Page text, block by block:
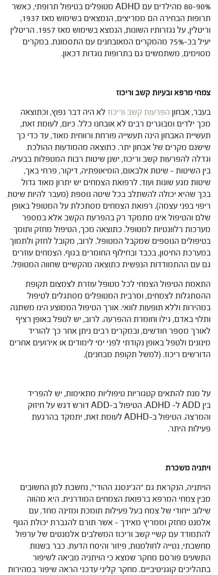
80-90% מהילדים עם ADHD מטופלים בטיפול תרופתי, כאשר
תרופות הבחירה הם ממריצים, הנמצאים בשימוש מאז 1937,
וריטלין, על נגזרותיו השונות, הנמצא בשימוש מאז 1957. הריטלין
יעיל בכ-75% מהמקרים המאובחנים עם התסמונת. במקרים
מסוימים, משתמשים גם בתרופות נוגדות דכאון.
צמחי מרפא ובעיות קשב וריכוז
בעבר, אבחון הפרעות קשב וריכוז לא היה דבר נפוץ, וכתוצאה
מכך ילדים ומבוגרים רבים לא אובחנו כלל. כיום, לעומת זאת,
תעשיית האבחון הינה תעשייה פורחת ורווחית מאוד, עד כדי כך
שישנם מקרים של אבחון יתר. כתוצאה מהמודעות ההולכת
וגדלה להפרעות קשב וריכוז, ישנן שיטות רבות המטפלות בבעיה.
בין השיטות – שיטת אלבאום, הומיאופתיה, דיקור, פרחי באך,
שיטות מגע שונות ועוד. לרפואת הצמחים יש יתרון מאוד גדול
בכך שהיא יכולה להשתלב בכל שיטה נוספת (מעבר להיות שיטת
ריפוי בפני עצמה). רפואת הצמחים מסתכלת על המטופל באופן
שלם והטיפול אינו מתמקד רק בהפרעת הקשב אלא במספר
מערכות רלוונטיות למטופל. כתוצאה מכך, הטיפול מחזק ותומך
בטיפולים הנוספים שמקבל המטופל. לרוב, מקובל לחזק ולתמוך
במערכת החיסון, בכבד ובחילוף החומרים בגוף. הצמחים עוזרים
גם עם ההתמודדות הנפשית כתוצאה מהקשיים שחווה המטופל.
התאמת הטיפול הצמחי לכל מטופל עוזרת לצמצום תקופת
ההסתגלות לצמחים, ומרבית המטופלים מסתגלים לטיפול
במהירות וללא תופעות לוואי. אורך הטיפול הממוצע הינו משתנה
ותלוי באדם, גילו וחומרת ההפרעה. לרוב, יש לטפל באופן רציף
לאורך מספר חודשים, ובמקרים רבים ניתן אחר כך להוריד
מינונים ולטפל באופן נקודתי לפני ימי לימודים או אירועים אחרים
הדורשים ריכוז. (למשל תקופת מבחנים).
על מנת להתאים קטגוריות טיפוליות מתאימות, יש להפריד
בין ADD ל- ADHD. הטיפול ב-ADD דורש דגש על חיזוק
והמרצה. הטיפול ב-ADHD לעומת זאת, יתמקד בהרגעת
פעילות היתר.
ויתניה משכרת
הויתניה, הנקראת גם "הג'ינסנג ההודי", נחשבת למן החשובים
מבין צמחי המרפא ברפואת הצמחים המודרנית. היא מהווה
שילוב ייחודי של צמח בעל פעילות תומכת ומזינה מחד, עם
אלמנט מחזק וממריץ מאידך – אשר תורם להגברת יכולת הגוף
להתמודד עם קשיי קשב וריכוז המשלבים אלמנטים של ערפול
מחשבתי, נטייה לחולמנות, פיזור והיסח הדעת. כבר בשנות
התשעים פורסם מחקר שמצא כי הויתניה מביאה לשיפור
בתהליכים קוגניטיביים. מחקר קליני עדכני הראה שיפור במהירות